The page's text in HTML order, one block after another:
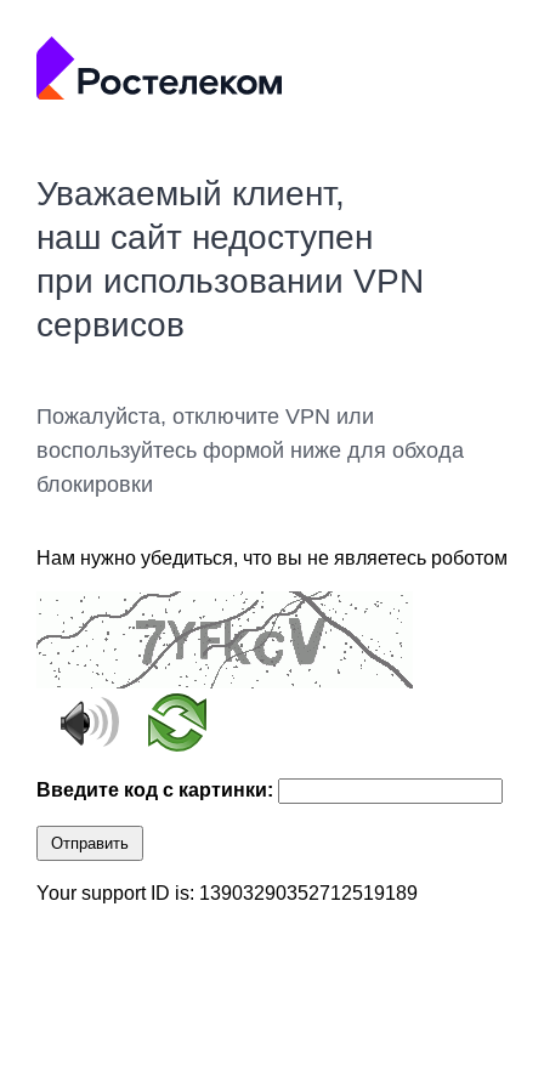
Уважаемый клиент,
наш сайт недоступен
при использовании VPN
сервисов
Пожалуйста, отключите VPN или
воспользуйтесь формой ниже для обхода
блокировки
Нам нужно убедиться, что вы не являетесь роботом
Введите код с картинки:
Отправить
Your support ID is: 13903290352712519189